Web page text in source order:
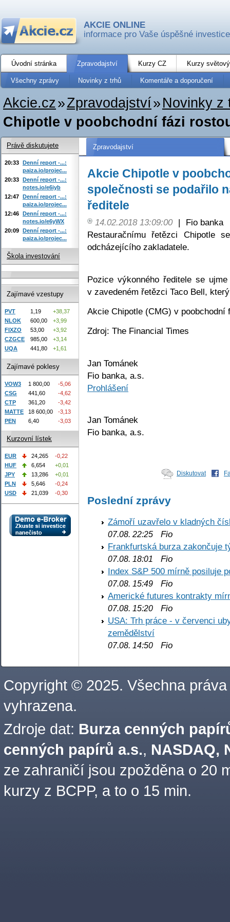
AKCIE ONLINE
informace pro Vaše úspěšné investice
Úvodní stránka Zpravodajství Kurzy CZ Kurzy
Všechny zprávy Novinky z trhů Komentáře a doporučení
Akcie.cz»Zpravodajství» Novinky z
Chipotle v poobchodní fázi
Zpravodajství
Akcie Chipotle v
společnosti se podařilo
ředitele
14.02.2018 13:09:00 |
Fio banka
Restauračnímu řetězci Chipotle
odcházejícího zakladatele.
Pozice výkonného ředitele se
v zavedeném řetězci Taco Bell,
Akcie Chipotle (CMG) v
Zdroj: The Financial Times
Jan Tománek
Fio banka, a.s.
Prohlášení
Jan Tománek
Fio banka, a.s.
Diskutovat
Poslední zprávy
Zámoří uzavřelo v kladných
07.08. 22:25 Fio
Frankfurtská burza zakončuje
07.08. 18:01
Fio
Index S&P 500 mírně posiluje
07.08. 15:49 Fio
Americké futures kontrakty
07.08. 15:20 Fio
USA: Trh práce - v červenci
zemědělství
07.08. 14:50 Fio
Právě diskutujete
20:33 Denní report -...:
paiza.io/projec...
20:33 Denní report -...:
notes.io/e6iyb
12:47 Denní report -...:
paiza.io/projec...
12:46 Denní report -...:
notes.io/e6yWX
20:09 Denní report -...:
paiza.io/projec...
Škola investování
Zajímavé vzestupy
PVT 1,19
+38,37
NLOK
600,00
+3,99
FIXZO
53,00
+3,92
CZGCE
985,00
+3,14
UQA
441,80 +1,61
Zajímavé poklesy
VOW3 1 800,00
-5,06
CSG
441,60
-4,62
CTP
361,20
-3,42
MATTE
18 600,00
-3,13
PEN
6,40 -3,03
Kurzovní lístek
EUR 24,265
-0,22
HUF
6,654
+0,01
JPY
13,286
+0,01
PLN
5,646
-0,24
USD
21,039 -0,30
Copyright © 2025. Všechna práva
vyhrazena.
Zdroje dat: Burza cenných
cenných papírů a.s., NASDAQ,
ze zahraničí jsou zpožděna o 20
kurzy z BCPP, a to o 15 min.